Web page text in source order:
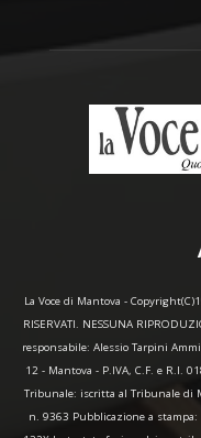
La Voce di Mantova -
RISERVATI. NESSUNA
responsabile: Alessio Tarpini
12 - Mantova - P.IVA, C.F. e R.I.
Tribunale: iscritta al Tribunale di
n. 9363 Pubblicazione a